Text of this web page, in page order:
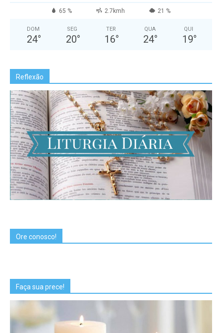
65 % 2.7kmh 21 %
DOM
24°
SEG
20°
TER
16°
QUA
24°
QUI
19°
Reflexão
Ore conosco!
Faça sua prece!